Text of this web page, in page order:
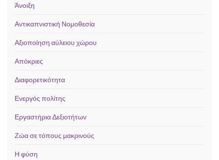
Άνοιξη
Αντικαπνιστική Νομοθεσία
Αξιοποίηση αύλειου χώρου
Απόκριες
Διαφορετικότητα
Ενεργός πολίτης
Εργαστήρια Δεξιοτήτων
Ζώα σε τόπους μακρινούς
Η φύση